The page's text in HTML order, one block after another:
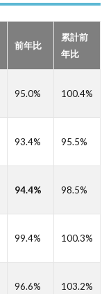
前年比
累計前
年比
95.0% 100.4%
93.4% 95.5%
94.4% 98.5%
99.4% 100.3%
96.6% 103.2%